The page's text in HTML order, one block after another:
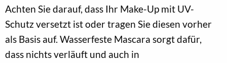
Achten Sie darauf, dass Ihr Make-Up mit UV-
Schutz versetzt ist oder tragen Sie diesen vorher
als Basis auf. Wasserfeste Mascara sorgt dafür,
dass nichts verläuft und auch in